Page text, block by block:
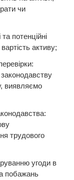
чи
потенційні
активу;
законодавству
виявляємо
трудового
угоди в
побажань